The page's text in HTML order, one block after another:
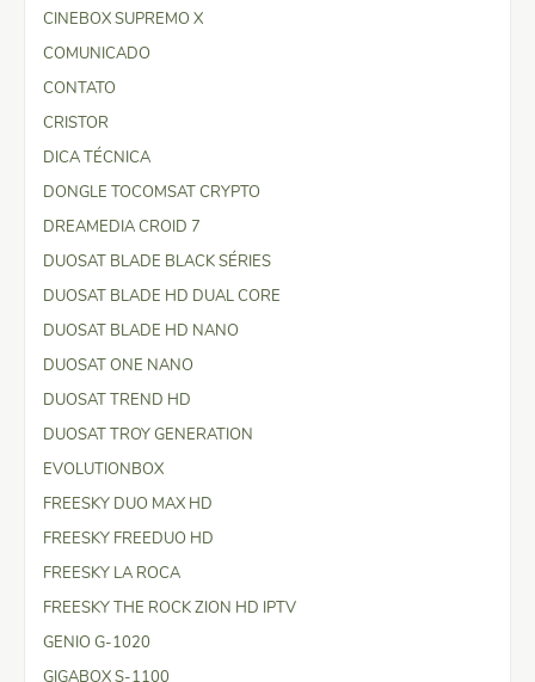
CINEBOX SUPREMO X
COMUNICADO
CONTATO
CRISTOR
DICA TÉCNICA
DONGLE TOCOMSAT CRYPTO
DREAMEDIA CROID 7
DUOSAT BLADE BLACK SÉRIES
DUOSAT BLADE HD DUAL CORE
DUOSAT BLADE HD NANO
DUOSAT ONE NANO
DUOSAT TREND HD
DUOSAT TROY GENERATION
EVOLUTIONBOX
FREESKY DUO MAX HD
FREESKY FREEDUO HD
FREESKY LA ROCA
FREESKY THE ROCK ZION HD IPTV
GENIO G-1020
GIGABOX S-1100